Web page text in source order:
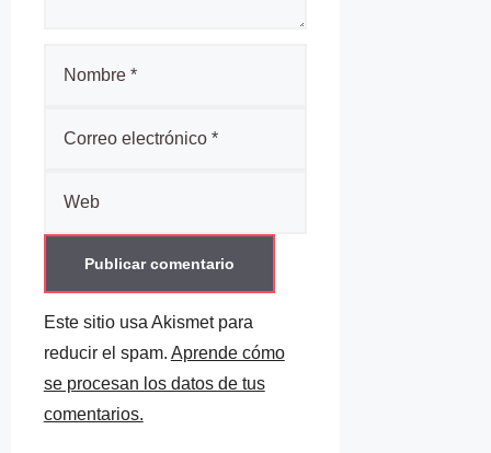
Este sitio usa Akismet para
reducir el spam. Aprende cómo
se procesan los datos de tus
comentarios.